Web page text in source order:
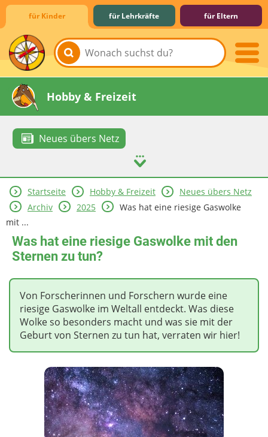
für Kinder für Lehrkräfte für Eltern
Lernen & Schule
Hobby & Freizeit
Neues übers Netz
Spiel & Spaß
Mitreden & Mitmachen
Startseite Hobby & Freizeit
Neues übers Netz
Archiv
2025
Was hat eine riesige Gaswolke
mit ...
Was hat eine riesige Gaswolke mit den
Sternen zu tun?
Von Forscherinnen und Forschern wurde eine
riesige Gaswolke im Weltall entdeckt. Was diese
Wolke so besonders macht und was sie mit der
Geburt von Sternen zu tun hat, verraten wir hier!